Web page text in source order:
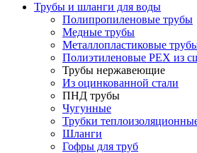
Трубы и шланги для воды
Полипропиленовые трубы
Медные трубы
Металлопластиковые
Полиэтиленовые PEX из
Трубы нержавеющие
Из оцинкованной стали
ПНД трубы
Чугунные
Трубки
Шланги
Гофры для труб